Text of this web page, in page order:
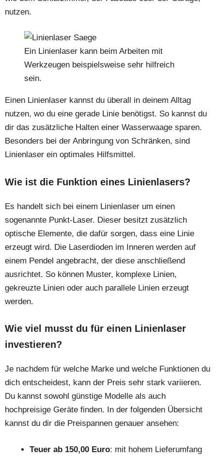
nutzen.
Ein Linienlaser kann beim Arbeiten mit
Werkzeugen beispielsweise sehr hilfreich
sein.
Einen Linienlaser kannst du überall in deinem Alltag
nutzen, wo du eine gerade Linie benötigst. So kannst du
dir das zusätzliche Halten einer Wasserwaage sparen.
Besonders bei der Anbringung von Schränken, sind
Linienlaser ein optimales Hilfsmittel.
Wie ist die Funktion eines Linienlasers?
Es handelt sich bei einem Linienlaser um einen
sogenannte Punkt-Laser. Dieser besitzt zusätzlich
optische Elemente, die dafür sorgen, dass eine Linie
erzeugt wird. Die Laserdioden im Inneren werden auf
einem Pendel angebracht, der diese anschließend
ausrichtet. So können Muster, komplexe Linien,
gekreuzte Linien oder auch parallele Linien erzeugt
werden.
Wie viel musst du für einen Linienlaser
investieren?
Je nachdem für welche Marke und welche Funktionen du
dich entscheidest, kann der Preis sehr stark variieren.
Du kannst sowohl günstige Modelle als auch
hochpreisige Geräte finden. In der folgenden Übersicht
kannst du dir die Preispannen genauer ansehen:
Teuer ab 150,00 Euro: mit hohem Lieferumfang